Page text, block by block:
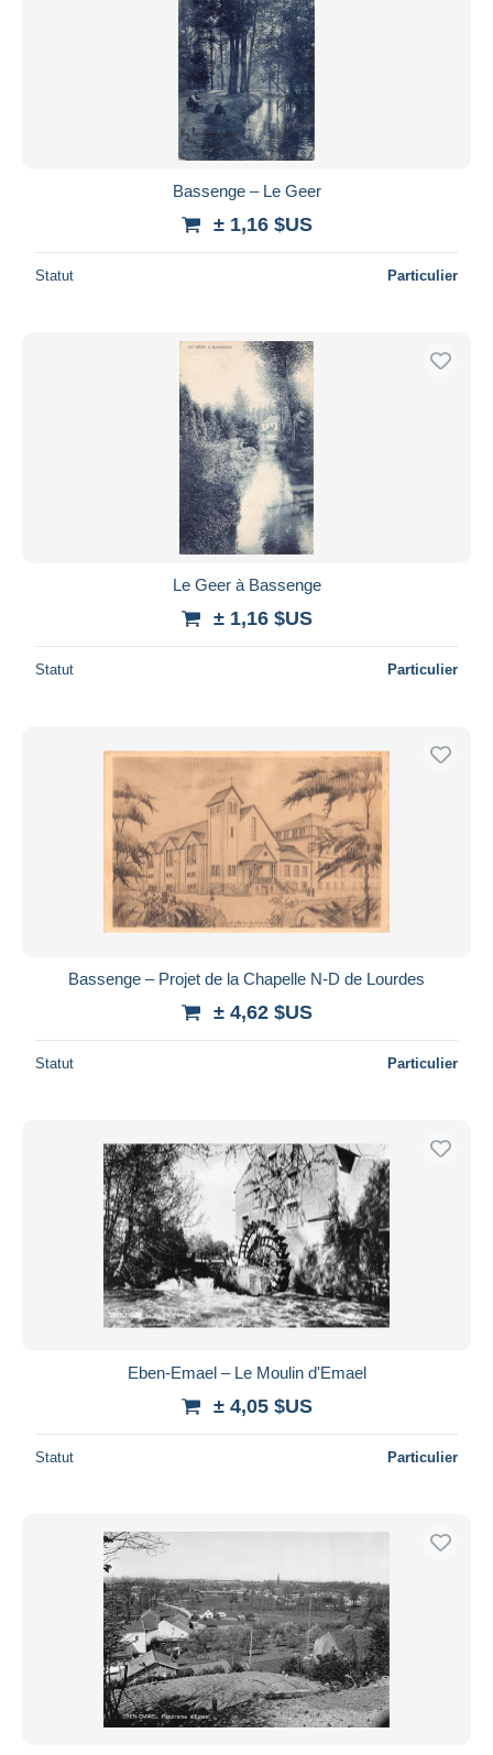
Bassenge – Le Geer
± 1,16 $US
Statut Particulier
Le Geer à Bassenge
± 1,16 $US
Statut Particulier
Bassenge – Projet de la Chapelle N-D de Lourdes
± 4,62 $US
Statut Particulier
Eben-Emael – Le Moulin d'Emael
± 4,05 $US
Statut Particulier